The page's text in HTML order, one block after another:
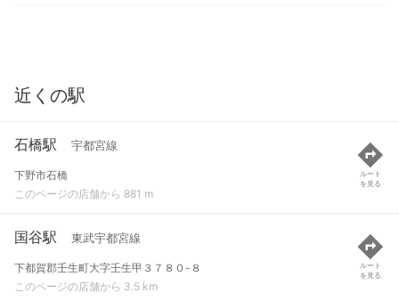
近くの駅
石橋駅 宇都宮線
下野市石橋
このページの店舗から 881 m
ルート
を見る
国谷駅 東武宇都宮線
下都賀郡壬生町大字壬生甲３７８０-８
このページの店舗から 3.5 km
ルート
を見る